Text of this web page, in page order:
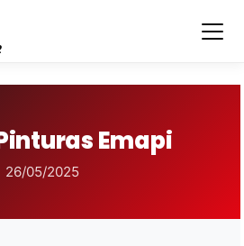
Emapi
26/05/2025